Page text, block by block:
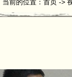
当前的位置：首页 ->